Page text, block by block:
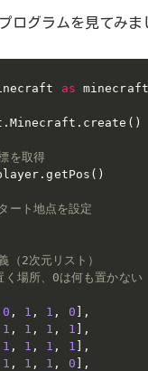
ログラムを見てみま
as minecraft
. Minecraft . create ( )
を取得
.getPos ( )
ート地点を設定
（2次元リスト）
場所、0は何も置かない
0 , 1 , 1 , 0
,
1 , 1 , 1 , 1
,
1 , 1 , 1 , 1
,
1 , 1 , 1 , 0
,